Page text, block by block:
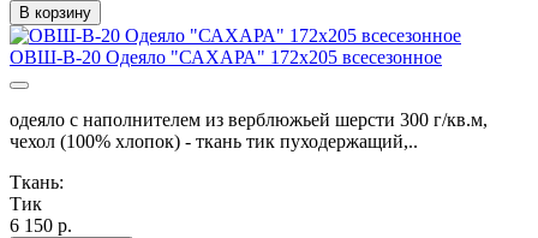
В корзину
ОВШ-В-20 Одеяло "САХАРА" 172х205 всесезонное
одеяло с наполнителем из верблюжьей шерсти 300 г/кв.м,
чехол (100% хлопок) - ткань тик пуходержащий,..
Ткань:
Тик
6 150 р.